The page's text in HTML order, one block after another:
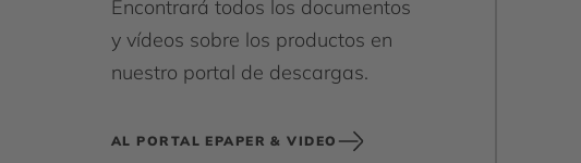
Encontrará todos los documentos
y vídeos sobre los productos en
nuestro portal de descargas.
AL PORTAL EPAPER & VIDEO